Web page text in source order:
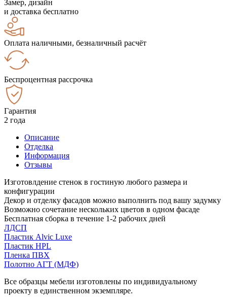
Замер, дизайн
и доставка бесплатно
Оплата наличными, безналичный расчёт
Беспроцентная рассрочка
Гарантия
2 года
Описание
Отделка
Информация
Отзывы
Изготовлдение стенок в гостиную любого размера и
конфигурации
Декор и отделку фасадов можно выполнить под вашу задумку
Возможно сочетание нескольких цветов в одном фасаде
Бесплатная сборка в течение 1-2 рабочих дней
ЛДСП
Пластик Alvic Luxe
Пластик HPL
Пленка ПВХ
Полотно АГТ (МДФ)
Все образцы мебели изготовлены по индивидуальному
проекту в единственном экземпляре.